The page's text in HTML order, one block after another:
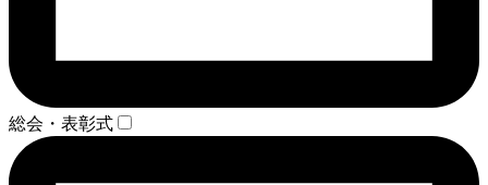
総会・表彰式